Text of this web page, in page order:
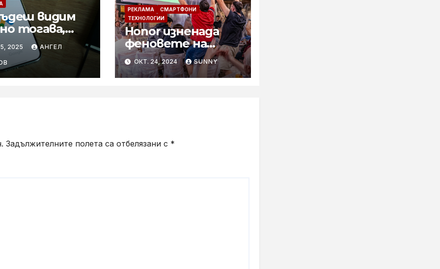
видим
тогава,
клиентът
Grow Easy
на
2025 АНГЕЛ
РЕКЛАМА
СМАРТФОНИ
ТЕХНОЛОГИИ
Honor изненада
феновете на
Барселона с
опакован в
аерофолио
ОКТ. 24, 2024 SUNNY
Задължителните полета са отбелязани с *